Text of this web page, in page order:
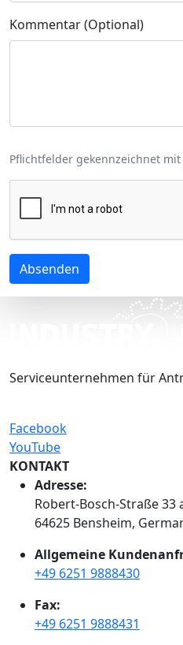
Kommentar (Optional)
Pflichtfelder gekennzeichnet mit
Absenden
Serviceunternehmen für
Facebook
YouTube
KONTAKT
Adresse:
Robert-Bosch-Straße 33
64625 Bensheim,
Allgemeine
+49 6251 9888430
Fax:
+49 6251 9888431